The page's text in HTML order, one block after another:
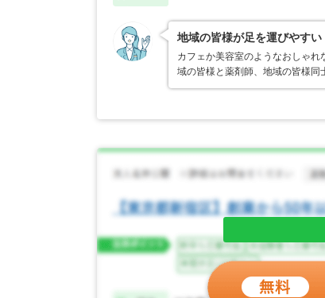
地域の皆様が足を運びやすい
カフェか美容室のようなおしゃ
域の皆様と薬剤師、地域の皆様同